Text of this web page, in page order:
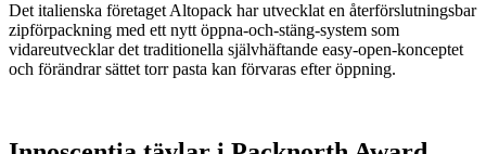
Det italienska företaget Altopack har utvecklat en återförslutningsbar
zipförpackning med ett nytt öppna-och-stäng-system som
vidareutvecklar det traditionella självhäftande easy-open-konceptet
och förändrar sättet torr pasta kan förvaras efter öppning.